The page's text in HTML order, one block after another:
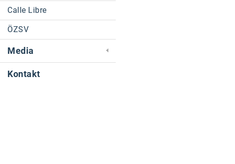
Calle Libre
ÖZSV
Media
Kontakt